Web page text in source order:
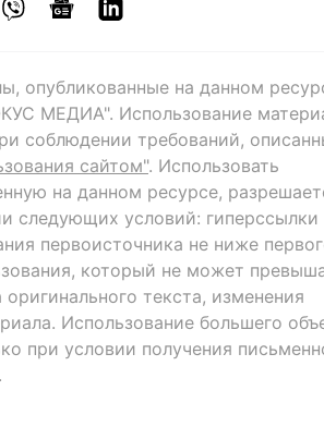
опубликованные на данном
МЕДИА". Использование
соблюдении требований,
сайтом". Использовать
на данном ресурсе,
следующих условий: гиперссылки
первоисточника не ниже
который не может
текста, изменения
Использование большего
при условии получения